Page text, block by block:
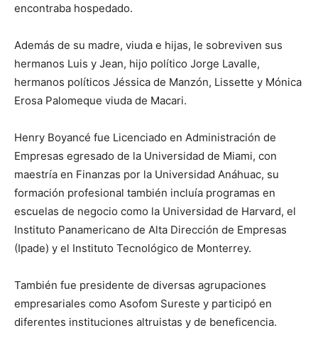
encontraba hospedado.
Además de su madre, viuda e hijas, le sobreviven sus
hermanos Luis y Jean, hijo político Jorge Lavalle,
hermanos políticos Jéssica de Manzón, Lissette y Mónica
Erosa Palomeque viuda de Macari.
Henry Boyancé fue Licenciado en Administración de
Empresas egresado de la Universidad de Miami, con
maestría en Finanzas por la Universidad Anáhuac, su
formación profesional también incluía programas en
escuelas de negocio como la Universidad de Harvard, el
Instituto Panamericano de Alta Dirección de Empresas
(Ipade) y el Instituto Tecnológico de Monterrey.
También fue presidente de diversas agrupaciones
empresariales como Asofom Sureste y participó en
diferentes instituciones altruistas y de beneficencia.